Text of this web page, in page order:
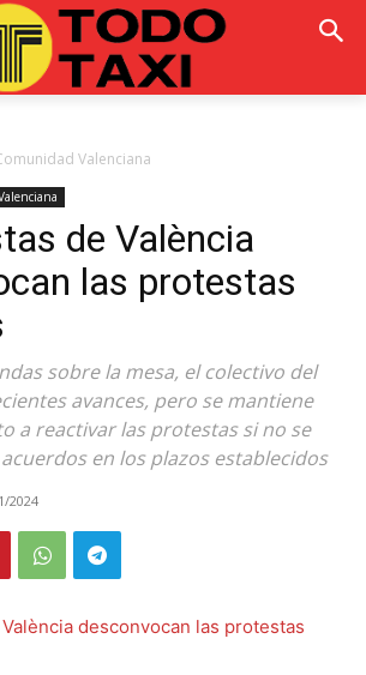
Valenciana
de València
las protestas
sobre la mesa, el colectivo del
avances, pero se mantiene
a reactivar las protestas si no se
en los plazos establecidos
2024